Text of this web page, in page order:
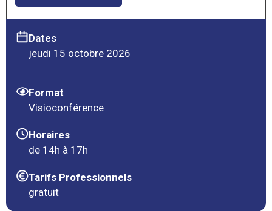
Dates
jeudi 15 octobre 2026
Format
Visioconférence
Horaires
de 14h à 17h
Tarifs Professionnels
gratuit